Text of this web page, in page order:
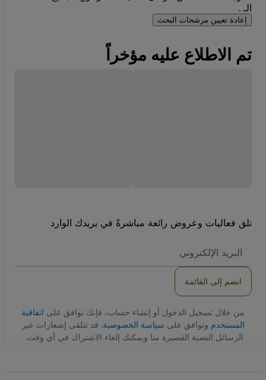
الـ .
إعادة تعيين مرشحات البحث
تم الاطلاع عليه مؤخراً
تلق فعاليات وعروض رائعة مباشرةً في بريدك الوارد
الاكتروني
انضم إلى القائمة
من خلال تسجيل الدخول أو إنشاء حساب، فإنك توافق على اتفاقية
المستخدم وتوافق على سياسة الخصوصية. قد تتلقى إشعارات عبر
الرسائل النصية القصيرة منا ويمكنك إلغاء الاشتراك في أي وقت.